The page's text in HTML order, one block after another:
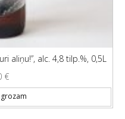
aliņu!”, alc. 4,8 tilp.%, 0,5L
€